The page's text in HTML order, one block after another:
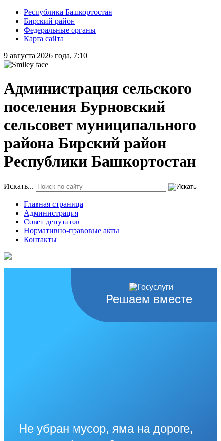
Республика Башкортостан
Бирский район
Федеральные органы
Карта сайта
9 августа 2026 года, 7:10
Администрация сельского
поселения Бурновский
сельсовет муниципального
района Бирский район
Республики Башкортостан
Искать...
Главная страница
Администрация
Совет депутатов
Нормативно-правовые акты
Контакты
Решаем вместе
Не убран мусор, яма на дороге,